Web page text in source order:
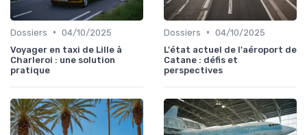
Dossiers • 04/10/2025
Voyager en taxi de Lille à
Charleroi : une solution
pratique
Dossiers • 04/10/2025
L'état actuel de l'aéroport de
Catane : défis et
perspectives